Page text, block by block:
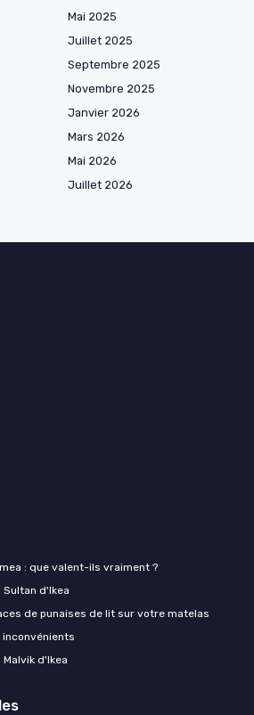
Mai 2025
Juillet 2025
Septembre 2025
Novembre 2025
Janvier 2026
Mars 2026
Mai 2026
Juillet 2026
: que valent-ils vraiment ?
d'Ikea
de punaises de lit sur votre matelas
d'Ikea